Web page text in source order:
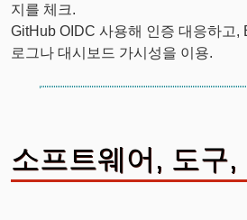
지를 체크.
GitHub OIDC 사용해 인증 대응하고,
로그나 대시보드 가시성을 이용.
소프트웨어, 도구,